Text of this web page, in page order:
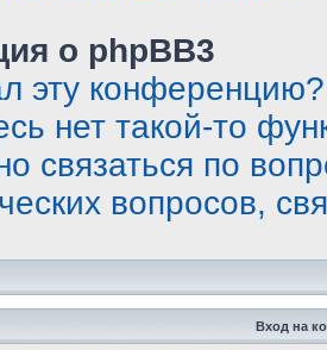
о phpBB3
эту конференцию?
нет такой-то
связаться по
вопросов,
Вход на